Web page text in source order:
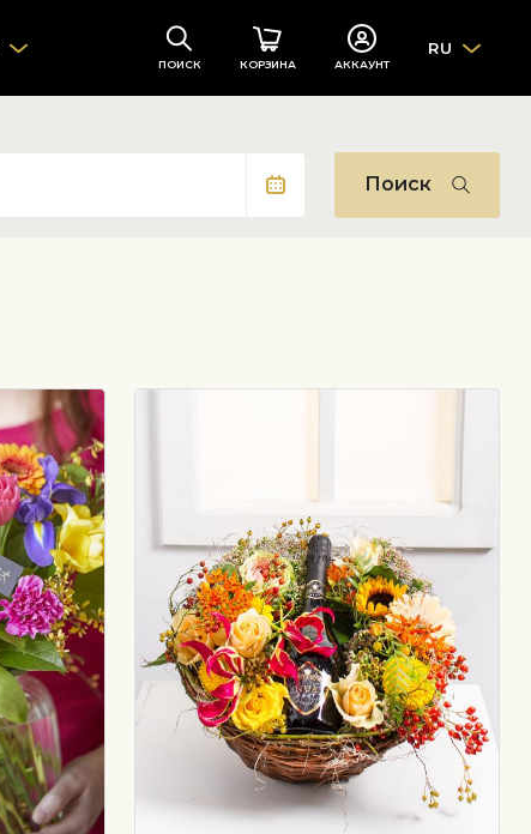
ПОИСК КОРЗИНА АККАУНТ
RU
Поиск